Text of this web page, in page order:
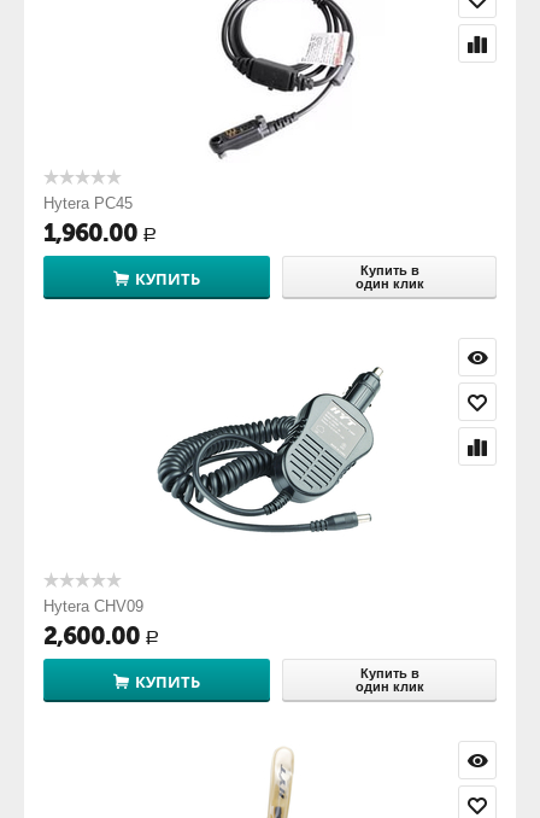
Hytera PC45
1,960.00 Р
КУПИТЬ
Купить в
один клик
Hytera CHV09
2,600.00 Р
КУПИТЬ
Купить в
один клик